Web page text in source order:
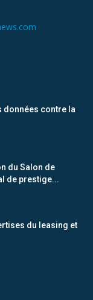
données contre la
du Salon de
de prestige...
du leasing et